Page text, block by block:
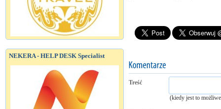
NEKERA - HELP DESK Specialist
Treść
(kiedy jest to